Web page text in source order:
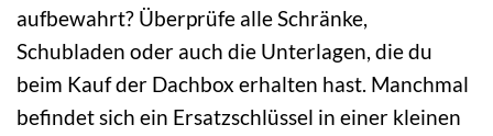
aufbewahrt? Überprüfe alle Schränke,
Schubladen oder auch die Unterlagen, die du
beim Kauf der Dachbox erhalten hast. Manchmal
befindet sich ein Ersatzschlüssel in einer kleinen